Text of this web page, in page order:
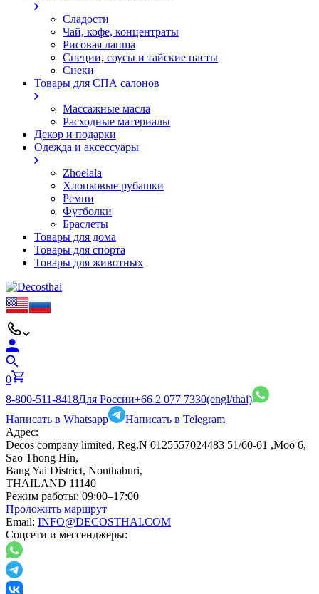
Сладости
Чай, кофе, концентраты
Рисовая лапша
Специи, соусы и тайские пасты
Снеки
Товары для СПА салонов
Массажные масла
Расходные материалы
Декор и подарки
Одежда и аксессуары
Zhoelala
Хлопковые рубашки
Ремни
Футболки
Браслеты
Товары для дома
Товары для спорта
Товары для животных
0
8-800-511-8418Для России+66 2 077 7330(engl/thai)
Написать в Whatsapp
Написать в Telegram
Адрес:
Decos company limited, Reg.N 0125557024483 51/60-61 ,Moo 6,
Sao Thong Hin,
Bang Yai District, Nonthaburi,
THAILAND 11140
Режим работы: 09:00–17:00
Проложить маршрут
Email: INFO@DECOSTHAI.COM
Соцсети и мессенджеры: